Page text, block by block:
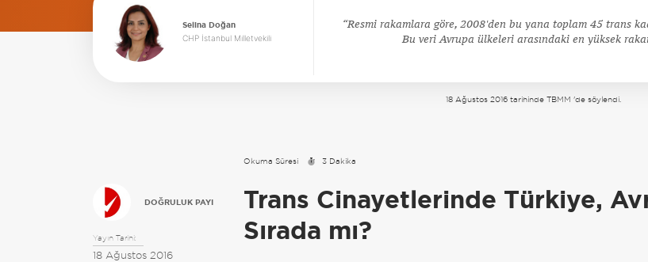
Selina Doğan
CHP İstanbul Milletvekili
Resmi rakamlara göre, 2008'den bu yana toplam 45 trans
Bu veri Avrupa ülkeleri arasındaki en yüksek
18 Ağustos 2016 tarihinde TBMM 'de söylendi.
Okuma Süresi 3 Dakika
DOĞRULUK PAYI
Yayın Tarihi:
18 Ağustos 2016
Trans Cinayetlerinde Türkiye,
Sırada mı?